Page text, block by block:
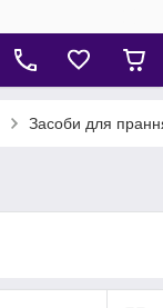
Засоби для